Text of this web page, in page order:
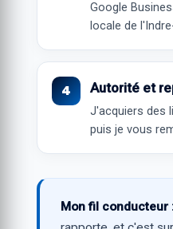
Google
locale de
Autorité et
J'acquiers des
puis je vous
Mon fil conducteur